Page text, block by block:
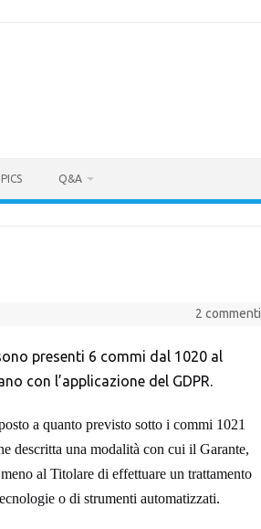
Q&A
2 commenti
presenti 6 commi dal 1020 al
con l’applicazione del GDPR.
a quanto previsto sotto i commi 1021
descritta una modalità con cui il Garante,
al Titolare di effettuare un trattamento
o di strumenti automatizzati.